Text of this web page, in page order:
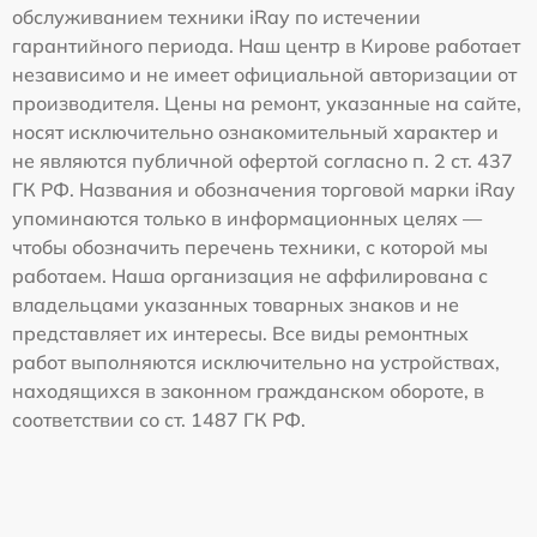
обслуживанием техники iRay по истечении
гарантийного периода. Наш центр в Кирове работает
независимо и не имеет официальной авторизации от
производителя. Цены на ремонт, указанные на сайте,
носят исключительно ознакомительный характер и
не являются публичной офертой согласно п. 2 ст. 437
ГК РФ. Названия и обозначения торговой марки iRay
упоминаются только в информационных целях —
чтобы обозначить перечень техники, с которой мы
работаем. Наша организация не аффилирована с
владельцами указанных товарных знаков и не
представляет их интересы. Все виды ремонтных
работ выполняются исключительно на устройствах,
находящихся в законном гражданском обороте, в
соответствии со ст. 1487 ГК РФ.